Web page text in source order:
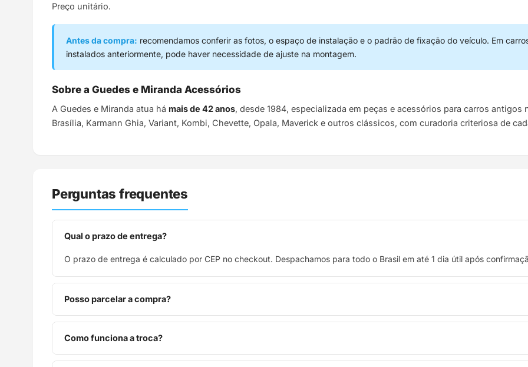
Preço unitário.
Antes da compra: recomendamos conferir as fotos, o espaço de instalação e o padrão de fixação do veículo. Em
instalados anteriormente, pode haver necessidade de ajuste na montagem.
Sobre a Guedes e Miranda Acessórios
A Guedes e Miranda atua há mais de 42 anos, desde 1984, especializada em peças e acessórios para carros
Brasília, Karmann Ghia, Variant, Kombi, Chevette, Opala, Maverick e outros clássicos, com curadoria criteriosa de
Perguntas frequentes
Qual o prazo de entrega?
O prazo de entrega é calculado por CEP no checkout. Despachamos para todo o Brasil em até 1 dia útil após
Posso parcelar a compra?
Sim, parcelamos em até 10x sem juros no cartão de crédito, ou pague à vista no Pix com 8% de desconto.
Como funciona a troca?
Você tem 7 dias após o recebimento para solicitar troca. Basta entrar em contato pelo WhatsApp ou e-mail.